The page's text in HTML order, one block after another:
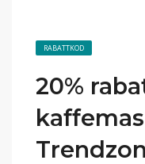
RABATTKOD
20%